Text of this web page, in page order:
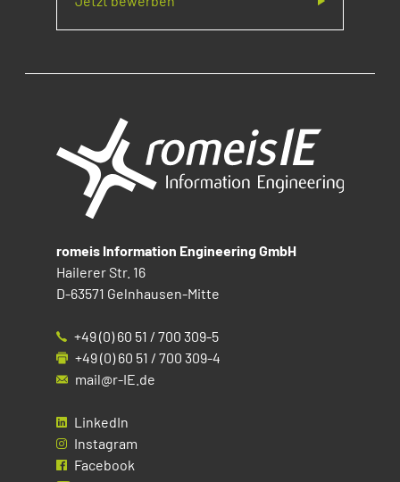
romeis Information Engineering GmbH
Hailerer Str. 16
D-63571 Gelnhausen-Mitte
+49 (0) 60 51 / 700 309-5
+49 (0) 60 51 / 700 309-4
mail@r-IE.de
LinkedIn
Instagram
Facebook